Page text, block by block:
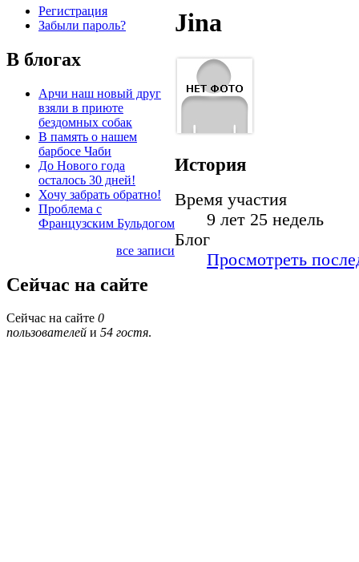
Регистрация
Забыли пароль?
В блогах
Арчи наш новый друг
взяли в приюте
бездомных собак
В память о нашем
барбосе Чаби
До Нового года
осталось 30 дней!
Хочу забрать обратно!
Проблема с
Французским Бульдогом
все записи
Сейчас на сайте
Сейчас на сайте 0
пользователей и 54 гостя.
Jina
История
Время участия
9 лет 25 недель
Блог
Просмотреть